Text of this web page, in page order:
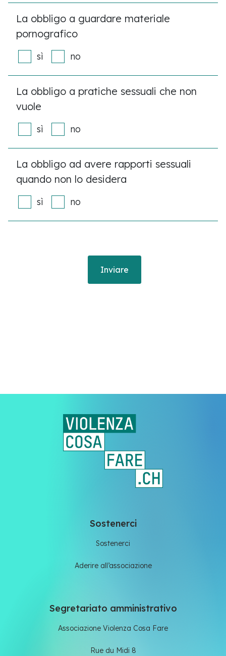
La obbligo a guardare materiale
pornografico
sì no
La obbligo a pratiche sessuali che non
vuole
sì no
La obbligo ad avere rapporti sessuali
quando non lo desidera
sì no
Sostenerci
Sostenerci
Aderire all’associazione
Segretariato amministrativo
Associazione Violenza Cosa Fare
Rue du Midi 8